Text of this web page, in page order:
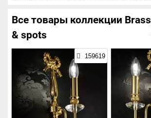
Все товары коллекции Brass
& spots
159619